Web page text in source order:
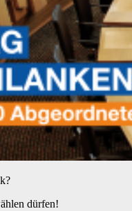
dürfen!